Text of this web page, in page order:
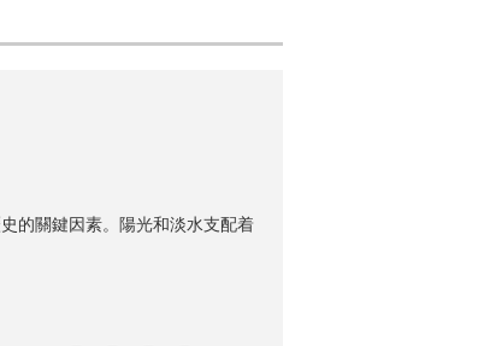
的關鍵因素。陽光和淡水支配着